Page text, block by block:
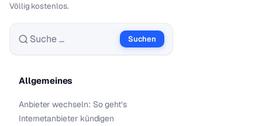
Völlig kostenlos.
Suche nach:
Suchen
Allgemeines
Anbieter wechseln: So geht’s
Internetanbieter kündigen